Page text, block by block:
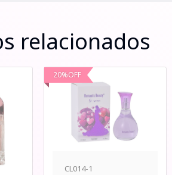
relacionados
20%OFF
CL014-1